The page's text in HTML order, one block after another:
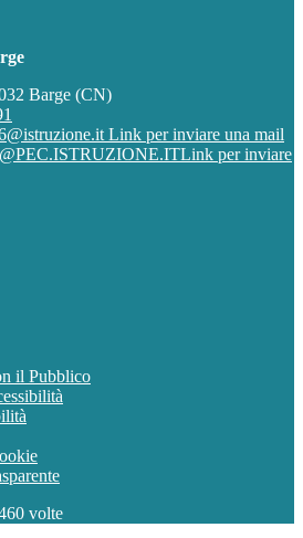
Barge (CN)
Link per inviare una mail
Link per inviare
il Pubblico
volte